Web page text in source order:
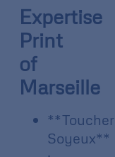
Expertise
Print
of
Marseille
**Toucher
Soyeux**